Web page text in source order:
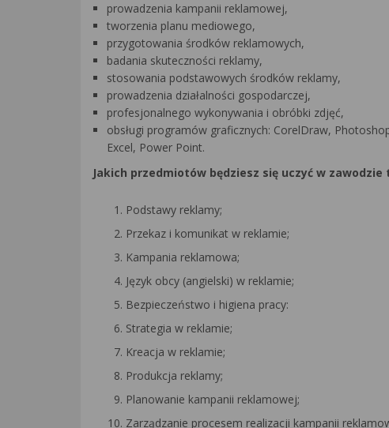
prowadzenia kampanii reklamowej,
tworzenia planu mediowego,
przygotowania środków reklamowych,
badania skuteczności reklamy,
stosowania podstawowych środków reklamy,
prowadzenia działalności gospodarczej,
profesjonalnego wykonywania i obróbki zdjęć,
obsługi programów graficznych: CorelDraw,
Excel, Power Point.
Jakich przedmiotów będziesz się uczyć w
Podstawy reklamy;
Przekaz i komunikat w reklamie;
Kampania reklamowa;
Język obcy (angielski) w reklamie;
Bezpieczeństwo i higiena pracy:
Strategia w reklamie;
Kreacja w reklamie;
Produkcja reklamy;
Planowanie kampanii reklamowej;
Zarządzanie procesem realizacji kampanii